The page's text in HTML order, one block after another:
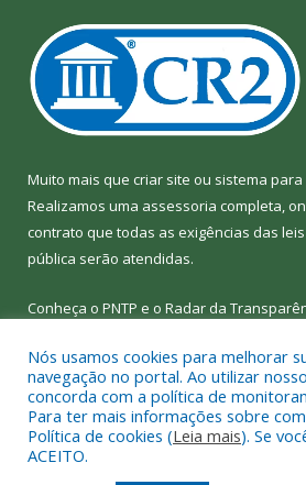
Muito mais que criar site ou sistema
Realizamos uma assessoria completa,
contrato que todas as exigências das
pública serão atendidas.
Conheça o PNTP e o Radar da
Todos os direitos reservados a Câmara
do Tocantins.
Nós usamos cookies para melhorar
navegação no portal. Ao utilizar
concorda com a política de
Para ter mais informações sobre
Política de cookies (Leia mais). Se
ACEITO.